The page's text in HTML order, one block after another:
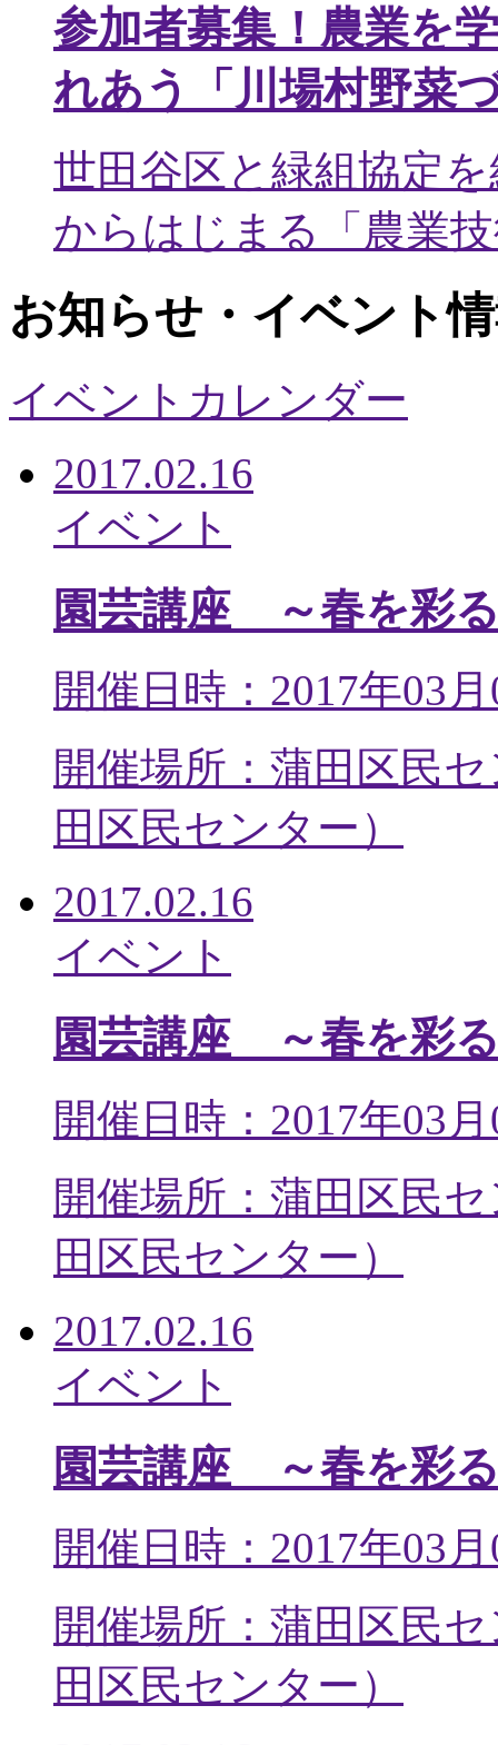
参加者募集！農業を
れあう「川場村野菜
世田谷区と緑組協定
からはじまる「農業
お知らせ・イベント
イベントカレンダー
2017.02.16
イベント
園芸講座 ～春を彩
開催日時：2017年03
開催場所：蒲田区民
田区民センター ）
2017.02.16
イベント
園芸講座 ～春を彩
開催日時：2017年03
開催場所：蒲田区民
田区民センター ）
2017.02.16
イベント
園芸講座 ～春を彩
開催日時：2017年03
開催場所：蒲田区民
田区民センター ）